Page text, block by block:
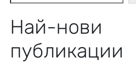
Най-нови
публикации